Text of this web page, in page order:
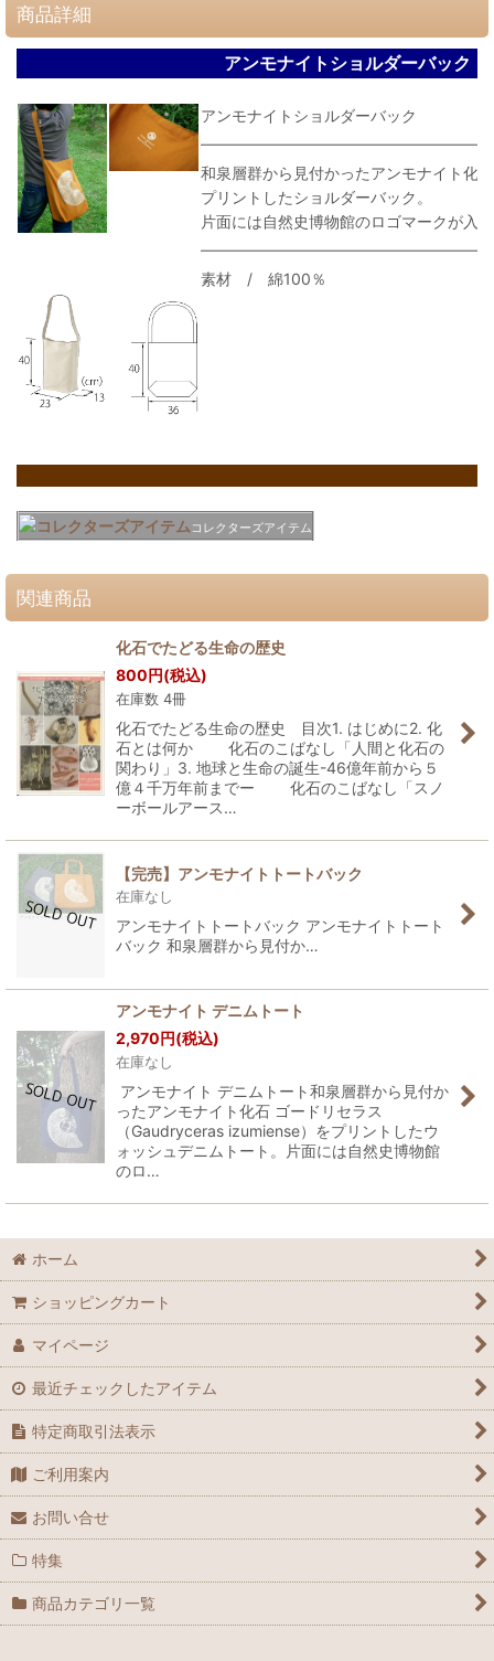
商品詳細
アンモナイトショルダーバック
アンモナイトショルダーバック
和泉層群から見付かったアンモナイト化
プリントしたショルダーバック。
片面には自然史博物館のロゴマークが入
素材 / 綿100％
コレクターズアイテム
関連商品
化石でたどる生命の歴史
800円(税込)
在庫数 4冊
化石でたどる生命の歴史 目次1. はじめに2. 化
石とは何か 化石のこばなし「人間と化石の
関わり」3. 地球と生命の誕生-46億年前から５
億４千万年前までー 化石のこばなし「スノ
ーボールアース…
【完売】アンモナイトトートバック
在庫なし
アンモナイトトートバック アンモナイトトート
バック 和泉層群から見付か…
アンモナイト デニムトート
2,970円(税込)
在庫なし
アンモナイト デニムトート和泉層群から見付か
ったアンモナイト化石 ゴードリセラス
（Gaudryceras izumiense）をプリントしたウ
ォッシュデニムトート。片面には自然史博物館
のロ…
ホーム
ショッピングカート
マイページ
最近チェックしたアイテム
特定商取引法表示
ご利用案内
お問い合せ
特集
商品カテゴリ一覧